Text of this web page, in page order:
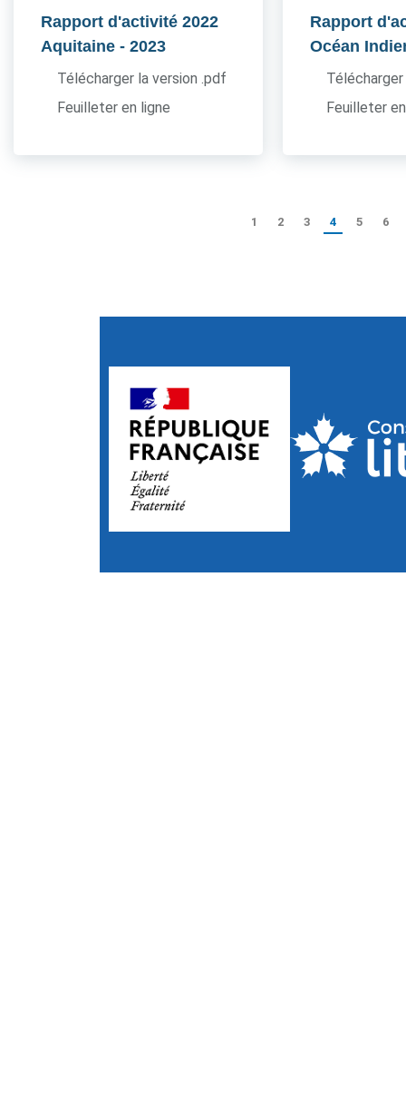
Rapport d'activité 2022
Aquitaine - 2023
Télécharger la version .pdf
Feuilleter en ligne
Rapport
Océan
Feuilleter
1 2 3 4 5 6